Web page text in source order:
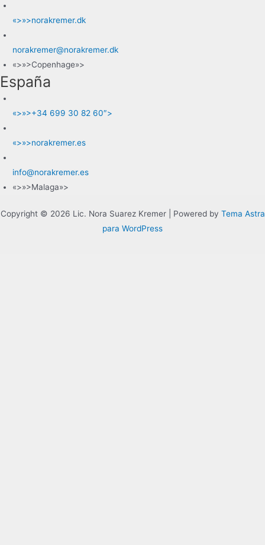
«>»>norakremer.dk
norakremer@norakremer.dk
«>»>Copenhage»>
España
«>»>+34 699 30 82 60″>
«>»>norakremer.es
info@norakremer.es
«>»>Malaga»>
Copyright © 2026 Lic. Nora Suarez Kremer | Powered by Tema Astra
para WordPress